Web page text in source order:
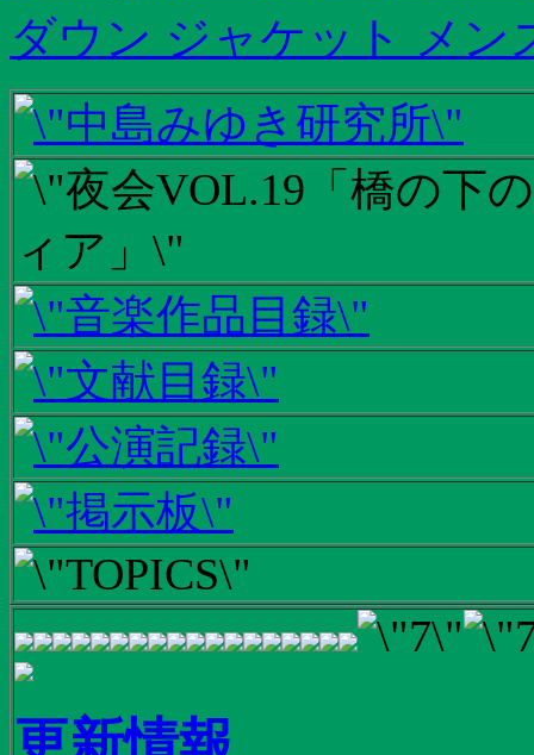
ダウン ジャケット メン